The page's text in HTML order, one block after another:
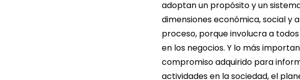
adoptan un propósito y un
dimensiones económica, social y
proceso, porque involucra a
en los negocios. Y lo más
compromiso adquirido para
actividades en la sociedad, el